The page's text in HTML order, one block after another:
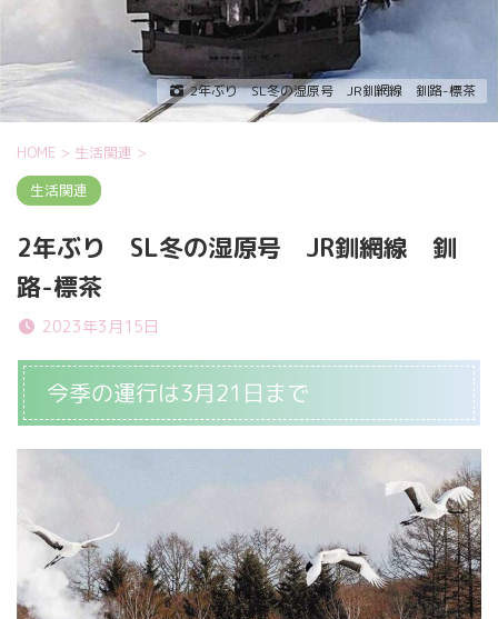
2年ぶり SL冬の湿原号 JR釧網線 釧路-標茶
HOME > 生活関連 >
生活関連
2年ぶり SL冬の湿原号 JR釧網線 釧
路-標茶
2023年3月15日
今季の運行は3月21日まで